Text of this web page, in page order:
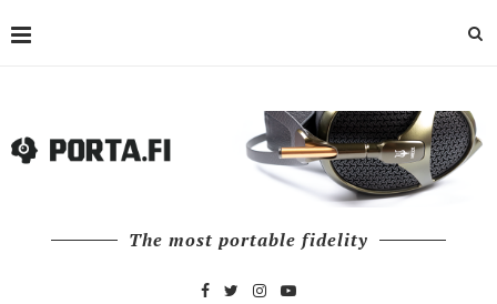
The most portable fidelity